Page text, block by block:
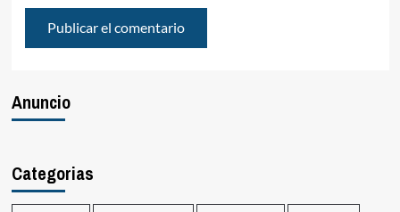
Anuncio
Categorias